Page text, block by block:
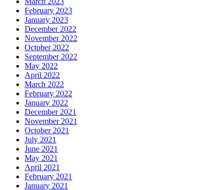
February 2023
January 2023
December 2022
November 2022
October 2022
September 2022
May 2022
April 2022
March 2022
February 2022
January 2022
December 2021
November 2021
October 2021
July 2021
June 2021
May 2021
April 2021
February 2021
January 2021